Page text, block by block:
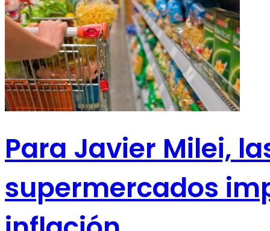
Para Javier Milei,
supermercados